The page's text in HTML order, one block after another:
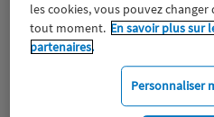
les cookies, vous pouvez changer
tout moment. En savoir plus sur
partenaires.
Personnaliser